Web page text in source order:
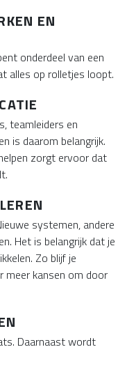
EN
onderdeel van een
alles op rolletjes loopt.
teamleiders en
is daarom belangrijk.
zorgt ervoor dat
systemen, andere
Het is belangrijk dat je
Zo blijf je
meer kansen om door
Daarnaast wordt